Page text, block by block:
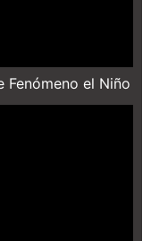
el Niño